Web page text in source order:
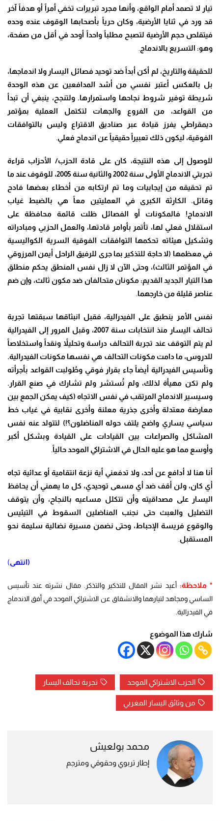
تيار لا تصمد أمام الواقع، وأنها مجرد تبريرات تخفي أمراً أو هدفاً آخر
قد ورد في ثنايا الأرضية، وكان حرياً بأصحابها الوقوف عنده وحده
فيتقلص حجم الأرضية لتصبح مطلباً واحداً أوحد في أقل من صفحة،
وهو: التسريع بالاندماج
للحقيقة والتاريخ، لم أكن أبداً ضد توحيد فصائل اليسار ولا اندماجها،
بل بالعكس أعتبر نفسي من أشد المدافعين عن هذه الوحدة
شريطة توفير شروط نجاحها واستمرارها. ولتنجح، ينبغي أن تبدأ
من القواعد، من الفروع والجهات لتكتمل العملية بمؤتمر
ديمقراطي يفرز قيادة عبر صناديق الاقتراع وليس بالتوافقات
الفوقية، ليكون ذلك تعبيراً حقيقياً عن اندماج فعلي
للوصول إلى هذه النتيجة، كان على قادة الحزب/ الأحزاب قراءة
تجربتي الاندماج الأولى سنة 2002 والثانية سنة 2005، للوقوف عند ما
تم تحقيقه من إيجابيات وما تم ارتكابه من أخطاء بعضها فادح
وقاتل. الكارثة الكبرى في العمليتين معاً هي بالضبط غياب
الاندماج! فالمكونات أو الفصائل ظلت قائمة محافظة على
استقلال فعلي لها، تأتمر بأوامر قادتها، والعمل الحزبي ومبادراته
وتشكيل هيئاته تحكمها التوافقات الفوقية السرية الكواليسية
في معظمها (لا حاجة للتذكير بما جرى للرفيق الراحل أيمن المرزوقي
في المؤتمر الثالث)، وحتى الآن لا زال نفس المنطق يحكم منطلق
هذا التيار الجديد القديم: مكونان متحالفان ضد مكون ثالث، وإن ضم
عناصر قليلة من خارجهما
نفس الأمر ينطبق على الفيدرالية، فقبل انبثاقها سبقتها تجربة
تحالف اليسار منذ انتخابات سنة 2007، وقبل المرور إلى الفيدرالية
لم يتم التوقف عند تجربة التحالف دراسة وتحليلاً ونقداً واستخلاصاً
للدروس، ما دامت مكونات التحالف هي نفسها مكونات الفيدرالية.
وتأسيس الفيدرالية أيضاً جاء بقرار فوقي وطُولبت القواعد بأجرأته
ولم تكن مهيأة لذلك، ولم تُستشر ولم تشارك في صنع القرار.
وسيسير الاندماج المرتقب في نفس الاتجاه (كيف يمكن الجمع بين
معارضة معتدلة وأخرى جذرية معلنة وأخرى نقابية في غياب خط
سياسي يساري واضح يلتف حوله المناضلون؟!) لتتولد عنه نفس
المشاكل والصراعات بين القيادات على القيادة وبشكل أكبر
وأوسع مما هو عليه الحال في الاشتراكي الموحد حالياً
أنا هنا لا أدافع عن أحد، ولا تدفعني أية نزعة انتقامية أو عدائية تجاه
أي كان، ولن أقف ضد أي مسعى توحيدي، كل ما يهمني أن يحافظ
اليسار على مصداقيته وأن تتكلل مساعيه بالنجاح، وأن يتوقف
التضليل والعبث حتى نجنب المناضلين السقوط في التيئيس
والوقوع فريسة الإحباط، وحتى نضمن مسيرة نضالية سليمة نحو
المستقبل
(انتهى)
* ملاحظة: أعيد نشر المقال للتذكير والتذكر. مقال نشرته عند تأسيس
الساسي ومجاهد لتيارهما والانشقاق عن الاشتراكي الموحد في أفق الاندماج
في الفيدرالية.
شارك هذا الموضوع
الحزب الاشتراكي الموحد تجربة تحالف اليسار
من وثائق اليسار المغربي
محمد بولعيش
إطار تربوي وحقوقي ومترجم